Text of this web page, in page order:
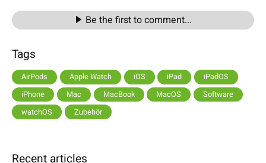
Be the first to comment...
Tags
AirPods Apple Watch iOS iPad
iPadOS
iPhone
Mac MacBook MacOS
Software
watchOS
Zubehör
Recent articles